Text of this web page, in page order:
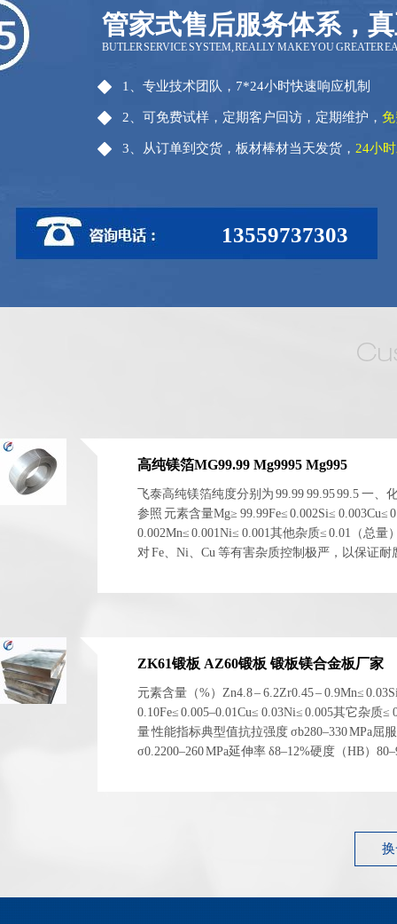
13559737303
管家式售后服务体系，
BUTLER SERVICE SYSTEM, REALLY MAKE YOU GREATER
1、专业技术团队，7*24小时快速响应机制
2、可免费试样，定期客户回访，定期维护，
3、从订单到交货，板材棒材当天发货， 24小
高纯镁箔MG99.99 Mg9995 Mg995
飞泰高纯镁箔纯度分别为 99.99 99.95 99.5 一、
参照 元素含量Mg≥ 99.99Fe≤ 0.002Si≤ 0.003Cu≤
0.002Mn≤ 0.001Ni≤ 0.001其他杂质≤ 0.01（总量
对 Fe、Ni、Cu 等有害杂质控制极严，以保证耐
ZK61锻板 AZ60锻板 锻板镁合金板厂家
元素含量（%）Zn4.8 – 6.2Zr0.45 – 0.9Mn≤
0.10Fe≤ 0.005–0.01Cu≤ 0.03Ni≤ 0.005其它杂质≤
量 性能指标典型值抗拉强度 σb280–330 MPa屈
σ0.2200–260 MPa延伸率 δ8–12%硬度（HB）